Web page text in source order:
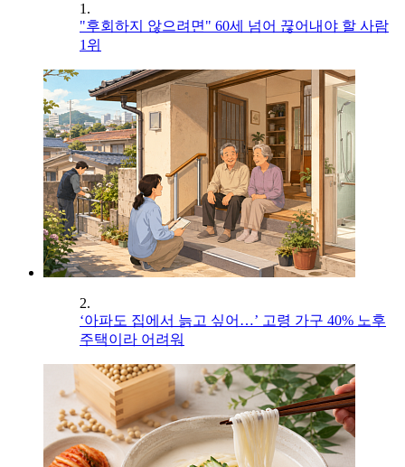
1.
"후회하지 않으려면" 60세 넘어 끊어내야 할 사람
1위
2.
‘아파도 집에서 늙고 싶어…’ 고령 가구 40% 노후
주택이라 어려워